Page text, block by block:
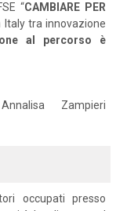
“CAMBIARE PER
Italy tra innovazione
al percorso è
Zampieri
occupati presso